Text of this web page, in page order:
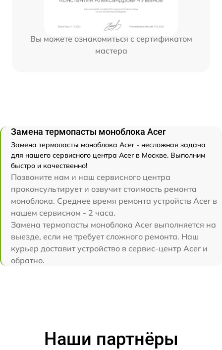
Вы можете ознакомиться с сертификатом
мастера
Замена термопасты моноблока Acer
Замена термопасты моноблока Acer - несложная задача
для нашего сервисного центра Acer в Москве. Выполним
быстро и качественно!
Позвоните нам и наш сервисного центра
проконсультирует и озвучит стоимость ремонта
моноблока. Среднее время ремонта устройств Acer в
нашем сервисном - 2 часа.
Замена термопасты моноблока Acer выполняется на
выезде, если не требует сложного ремонта. Наш
курьер доставит устройство в сервис-центр Acer и
обратно.
Наши партнёры